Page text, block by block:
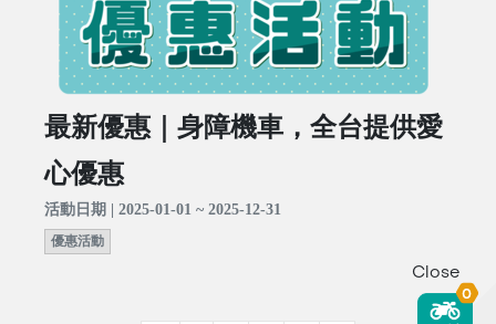
最新優惠｜身障機車，全台提供愛
心優惠
活動日期 | 2025-01-01 ~ 2025-12-31
優惠活動
Close
0